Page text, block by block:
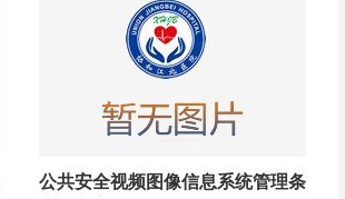
公共安全视频图像信息系统管理条